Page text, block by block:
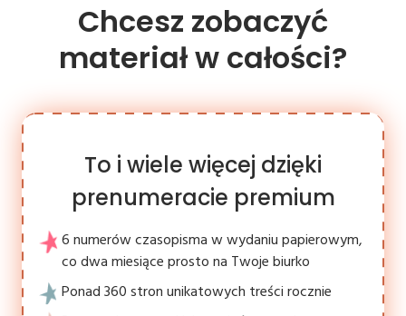
Chcesz zobaczyć
materiał w całości?
To i wiele więcej dzięki
prenumeracie premium
6 numerów czasopisma w wydaniu papierowym,
co dwa miesiące prosto na Twoje biurko
Ponad 360 stron unikatowych treści rocznie